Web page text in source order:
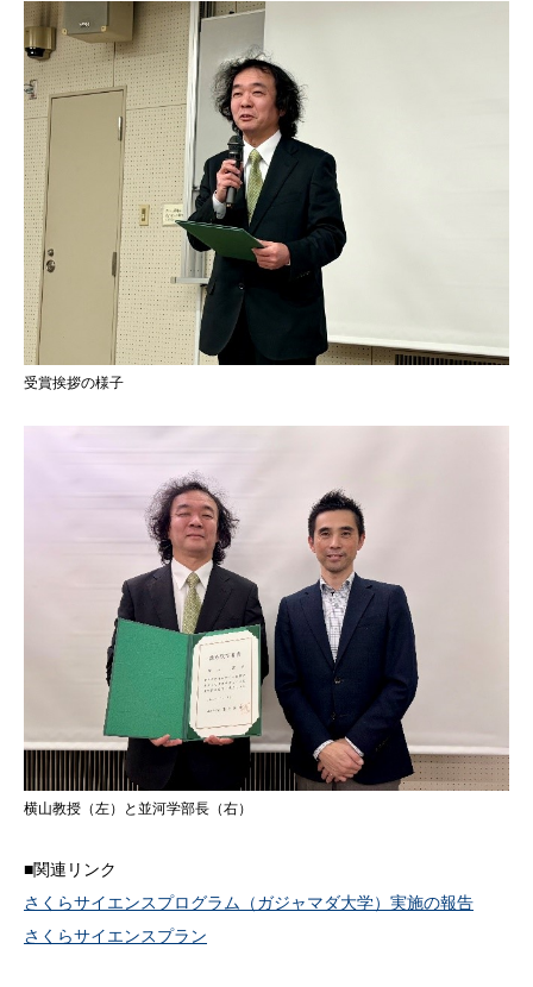
受賞挨拶の様子
横山教授（左）と並河学部長（右）
■関連リンク
さくらサイエンスプログラム（ガジャマダ大学）実施の報告
さくらサイエンスプラン